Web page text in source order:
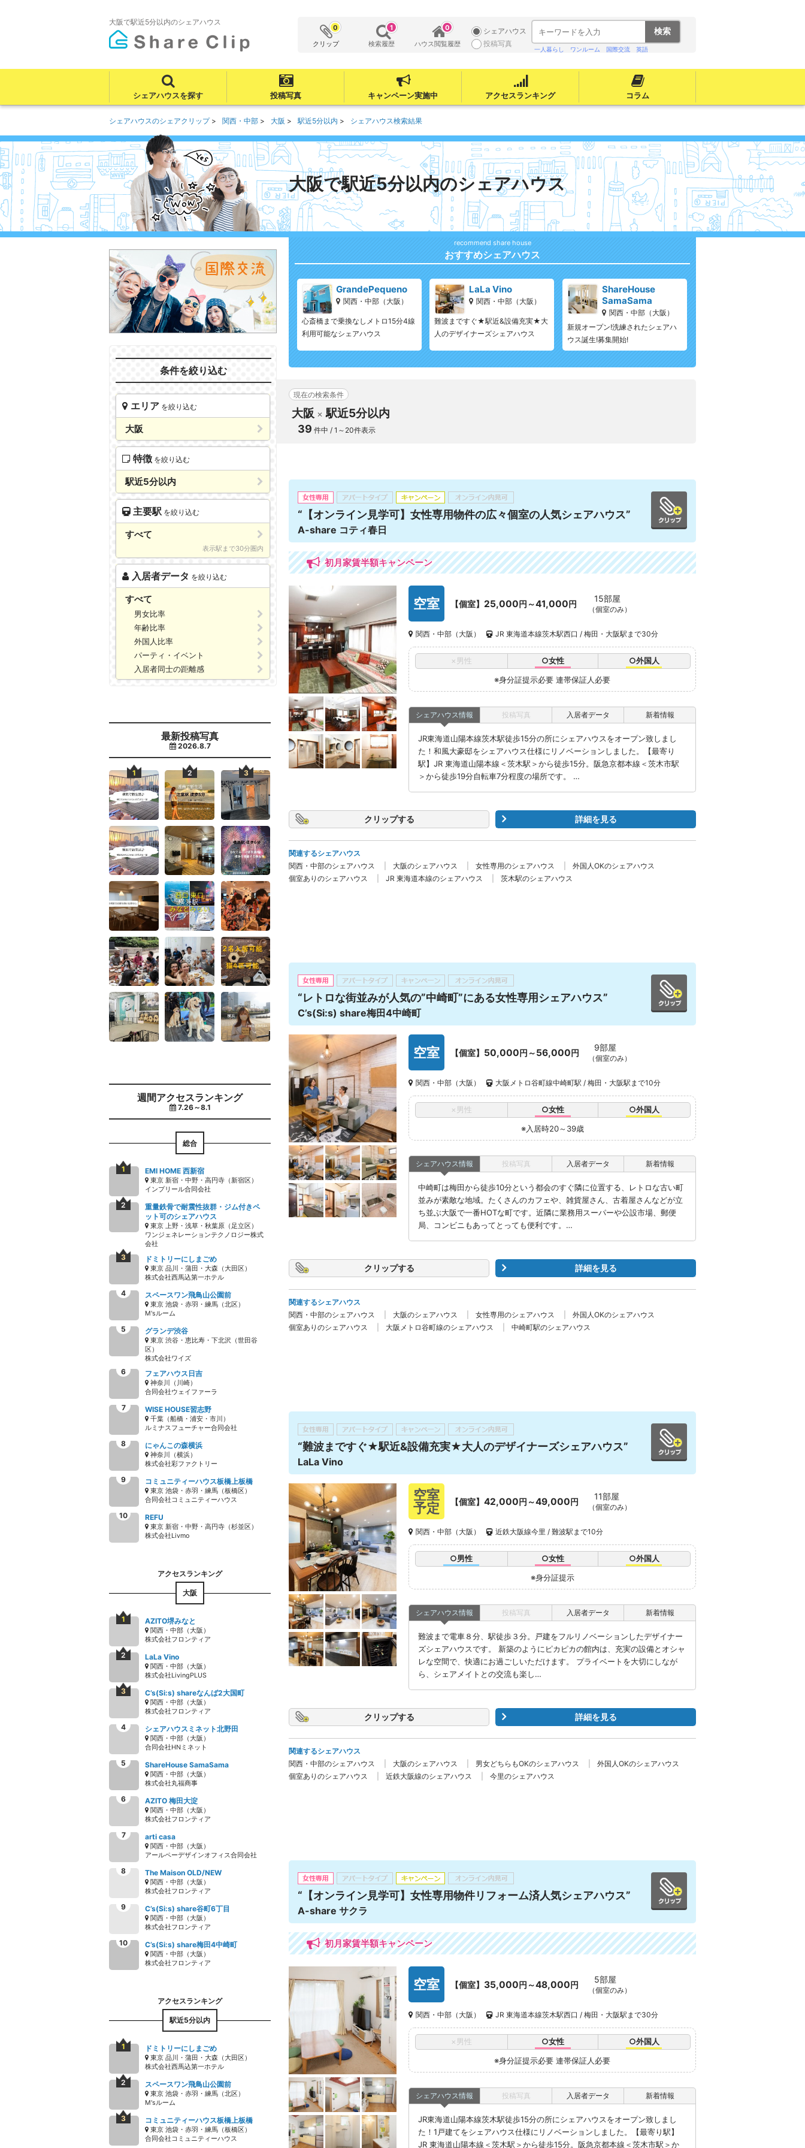
大阪で駅近5分以内のシェアハウス
クリップ
0
検索履歴
1
ハウス閲覧履歴
0
シェアハウス
投稿写真
一人暮らし ワンルーム 国際交流 英語
シェアハウスを探す 投稿写真 キャンペーン実施中 アクセスランキング コラム
シェアハウスのシェアクリップ 関西・中部 大阪 駅近5分以内 シェアハウス検索結果
大阪で駅近5分以内のシェアハウス
条件を絞り込む
エリア を絞り込む
大阪
特徴 を絞り込む
駅近5分以内
主要駅 を絞り込む
すべて
表示駅まで30分圏内
入居者データ を絞り込む
すべて
男女比率
年齢比率
外国人比率
パーティ・イベント
入居者同士の距離感
最新投稿写真
2026.8.7
週間アクセスランキング
7.26～8.1
総合
EMI HOME 西新宿
東京 新宿・中野・高円寺（新宿区）
インプリール合同会社
重量鉄骨で耐震性抜群・ジム付きペ
ット可のシェアハウス
東京 上野・浅草・秋葉原（足立区）
ワンジェネレーションテクノロジー株式
会社
ドミトリーにしまごめ
東京 品川・蒲田・大森（大田区）
株式会社西馬込第一ホテル
スペースワン飛鳥山公園前
東京 池袋・赤羽・練馬（北区）
M'sルーム
グランデ渋谷
東京 渋谷・恵比寿・下北沢（世田谷
区）
株式会社ワイズ
フェアハウス日吉
神奈川（川崎）
合同会社ウェイファーラ
WISE HOUSE習志野
千葉（船橋・浦安・市川）
ルミナスフューチャー合同会社
にゃんこの森横浜
神奈川（横浜）
株式会社彩ファクトリー
コミュニティーハウス板橋上板橋
東京 池袋・赤羽・練馬（板橋区）
合同会社コミュニティーハウス
REFU
東京 新宿・中野・高円寺（杉並区）
株式会社Livmo
大阪
AZITO堺みなと
関西・中部（大阪）
株式会社フロンティア
LaLa Vino
関西・中部（大阪）
株式会社LivingPLUS
C’s(Si:s) shareなんば2大国町
関西・中部（大阪）
株式会社フロンティア
シェアハウスミネット北野田
関西・中部（大阪）
合同会社HNミネット
ShareHouse SamaSama
関西・中部（大阪）
株式会社丸福商事
AZITO 梅田大淀
関西・中部（大阪）
株式会社フロンティア
arti casa
関西・中部（大阪）
アールペーデザインオフィス合同会社
The Maison OLD/NEW
関西・中部（大阪）
株式会社フロンティア
C’s(Si:s) share谷町6丁目
関西・中部（大阪）
株式会社フロンティア
C’s(Si:s) share梅田4中崎町
関西・中部（大阪）
株式会社フロンティア
駅近5分以内
ドミトリーにしまごめ
東京 品川・蒲田・大森（大田区）
株式会社西馬込第一ホテル
スペースワン飛鳥山公園前
東京 池袋・赤羽・練馬（北区）
M'sルーム
コミュニティーハウス板橋上板橋
東京 池袋・赤羽・練馬（板橋区）
合同会社コミュニティーハウス
おすすめシェアハウス
GrandePequeno
関西・中部（大阪）
心斎橋まで乗換なしメトロ15分4線
利用可能なシェアハウス
LaLa Vino
関西・中部（大阪）
難波まですぐ★駅近&設備充実★大
人のデザイナーズシェアハウス
ShareHouse
SamaSama
関西・中部（大阪）
新規オープン!洗練されたシェアハ
ウス誕生!募集開始!
現在の検索条件
大阪 駅近5分以内
39 件中 / 1～20件表示
“【オンライン見学可】女性専用物件の広々個室の人気シェアハウス”
A-share コティ春日
初月家賃半額キャンペーン
空室 【個室】 25,000円～41,000円 15部屋
（個室のみ）
関西・中部（大阪） JR 東海道本線茨木駅西口 / 梅田・大阪駅まで30分
×男性 ○女性
○外国人
※身分証提示必要 連帯保証人必要
シェアハウス情報
JR東海道山陽本線茨木駅徒歩15分の所にシェアハウスをオープン致しまし
た！和風大豪邸をシェアハウス仕様にリノベーションしました。【最寄り
駅】JR 東海道山陽本線＜茨木駅＞から徒歩15分。阪急京都本線＜茨木市駅
＞から徒歩19分自転車7分程度の場所です。 …
投稿写真 入居者データ 新着情報
クリップ 詳細を見る
関連するシェアハウス
関西・中部のシェアハウス
大阪のシェアハウス 女性専用のシェアハウス
外国人OKのシェアハウス
個室ありのシェアハウス
JR 東海道本線のシェアハウス 茨木駅のシェアハウス
“レトロな街並みが人気の”中崎町”にある女性専用シェアハウス”
C’s(Si:s) share梅田4中崎町
空室 【個室】 50,000円～56,000円 9部屋
（個室のみ）
関西・中部（大阪） 大阪メトロ谷町線中崎町駅 / 梅田・大阪駅まで10分
×男性 ○女性
○外国人
※入居時20～39歳
シェアハウス情報
中崎町は梅田から徒歩10分という都会のすぐ隣に位置する、レトロな古い町
並みが素敵な地域。たくさんのカフェや、雑貨屋さん、古着屋さんなどが立
ち並ぶ大阪で一番HOTな町です。近隣に業務用スーパーや公設市場、郵便
局、コンビニもあってとっても便利です。…
投稿写真 入居者データ 新着情報
クリップ 詳細を見る
関連するシェアハウス
関西・中部のシェアハウス
大阪のシェアハウス 女性専用のシェアハウス
外国人OKのシェアハウス
個室ありのシェアハウス
大阪メトロ谷町線のシェアハウス 中崎町駅のシェアハウス
“難波まですぐ★駅近&設備充実★大人のデザイナーズシェアハウス”
LaLa Vino
空室
予定
【個室】 42,000円～49,000円 11部屋
（個室のみ）
関西・中部（大阪） 近鉄大阪線今里 / 難波駅まで10分
○男性 ○女性
○外国人
※身分証提示
シェアハウス情報
難波まで電車８分、駅徒歩３分。戸建をフルリノベーションしたデザイナー
ズシェアハウスです。 新築のようにピカピカの館内は、充実の設備とオシャ
レな空間で、快適にお過ごしいただけます。 プライベートを大切にしなが
ら、シェアメイトとの交流も楽し…
投稿写真 入居者データ 新着情報
クリップ 詳細を見る
関連するシェアハウス
関西・中部のシェアハウス
大阪のシェアハウス 男女どちらもOKのシェアハウス
外国人OKのシェアハウス
個室ありのシェアハウス
近鉄大阪線のシェアハウス 今里のシェアハウス
“【オンライン見学可】女性専用物件リフォーム済人気シェアハウス”
A-share サクラ
初月家賃半額キャンペーン
空室 【個室】 35,000円～48,000円 5部屋
（個室のみ）
関西・中部（大阪） JR 東海道本線茨木駅西口 / 梅田・大阪駅まで30分
×男性 ○女性
○外国人
※身分証提示必要 連帯保証人必要
シェアハウス情報
JR東海道山陽本線茨木駅徒歩15分の所にシェアハウスをオープン致しまし
た！1戸建てをシェアハウス仕様にリノベーションしました。【最寄り駅】
JR 東海道山陽本線＜茨木駅＞から徒歩15分。阪急京都本線＜茨木市駅＞か
投稿写真 入居者データ 新着情報